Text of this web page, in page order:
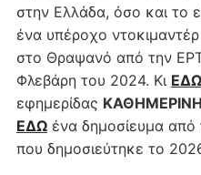
στην Ελλάδα, όσο και το
ένα υπέροχο
στο Θραψανό από την
Φλεβάρη του 2024. Κι ΕΔΩ
εφημερίδας
ΕΔΩένα δημοσίευμα από
που δημοσιεύτηκε το